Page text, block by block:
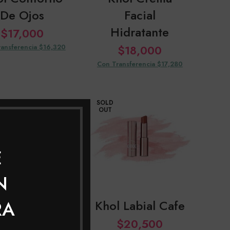
De Ojos
$17,000
$16,320
Facial
Hidratante
$18,000
Con Transferencia $17,280
Labial
SOLD
OUT
Khol Labial Cafe
$20,500